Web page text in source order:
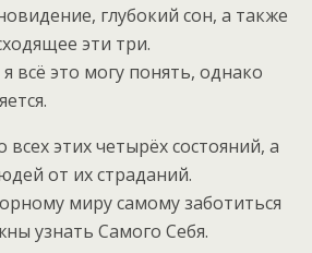
глубокий сон, а также
эти три.
всё это могу понять, однако
этих четырёх состояний, а
от их страданий.
миру самому заботиться
узнать Самого Себя.